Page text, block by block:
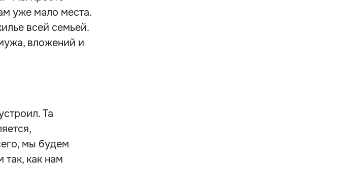
уже мало места.
всей семьей.
вложений и
Та
мы будем
как нам